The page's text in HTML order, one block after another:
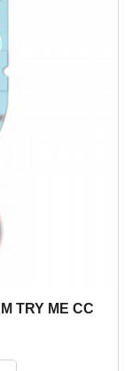
TRY ME CC